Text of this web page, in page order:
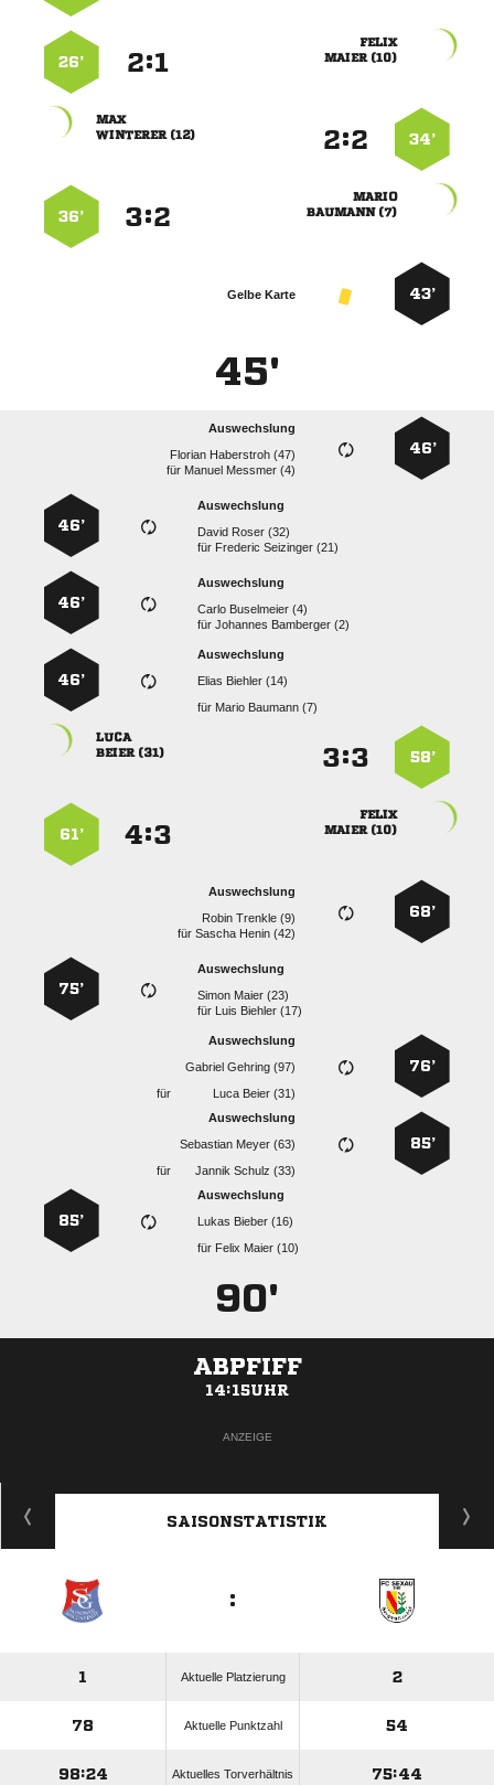

 
:
26’
34’
:

 

 
:
36’
43’
Gelbe Karte
45'
46’
Auswechslung
  
für   
Auswechslung
  
für   
46’
Auswechslung
  
für  
46’
Auswechslung
  
für   
46’
58’
:

 

 
:
61’
68’
Auswechslung
  
für  
Auswechslung
  
für   
75’
76’
Auswechslung
  
für
  
85’
Auswechslung
  
für
  
Auswechslung
  
für   
85’
90'
ABPFIFF
14:15UHR
ANZEIGE
SAISONSTATISTIK
:
1 Aktuelle Platzierung 2
78 Aktuelle Punktzahl 54
98:24 Aktuelles Torverhältnis 75:44